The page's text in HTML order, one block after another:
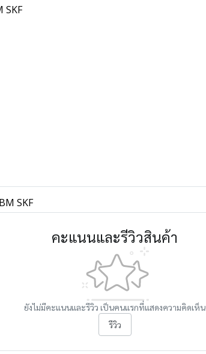
SKF
SKF
คะแนนและรีวิวสินค้า
ยังไม่มีคะแนนและรีวิว เป็นคนแรกที่แสดงความคิดเห็น
รีวิว